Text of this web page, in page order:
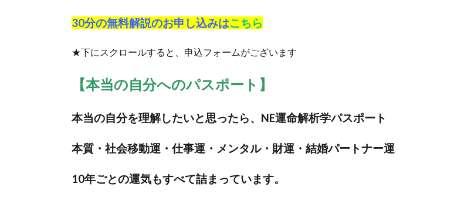
30分の無料解説のお申し込みはこちら
★下にスクロールすると、申込フォームがございます
【本当の自分へのパスポート】
本当の自分を理解したいと思ったら、NE運命解析学パスポート
本質・社会移動運・仕事運・メンタル・財運・結婚パートナー運
10年ごとの運気もすべて詰まっています。